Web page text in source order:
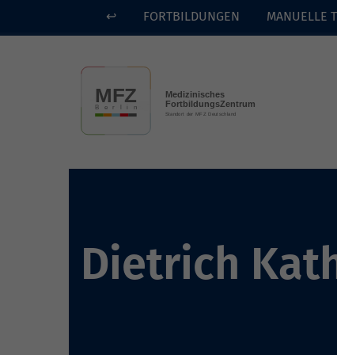
Skip to main content
↩ FORTBILDUNGEN MANUELLE
Dietrich